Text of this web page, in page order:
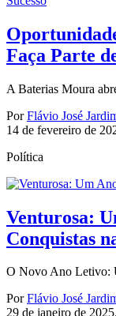
Faça Parte
A Baterias Moura
PorFlávio José
14 de fevereiro de
Política
Venturosa:
Conquistas
O Novo Ano Letivo:
PorFlávio José
29 de janeiro de